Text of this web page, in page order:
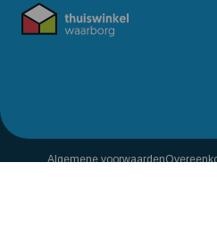
Algemene voorwaarden